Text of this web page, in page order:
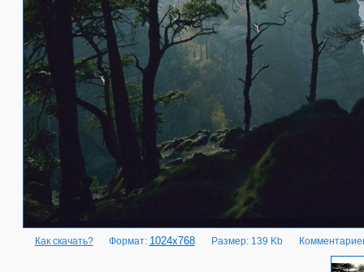
Как скачать? Формат: 1024x768 Размер: 139 Kb